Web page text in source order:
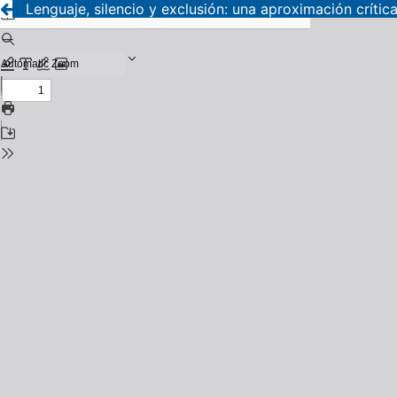
Lenguaje, silencio y exclusión: una aproximación